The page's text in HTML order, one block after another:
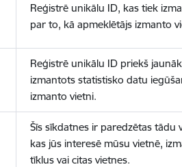
Reģistrē unikālu ID, kas tiek
par to, kā apmeklētājs izmanto
Reģistrē unikālu ID priekš
izmantots statistisko datu
izmanto vietni.
Šīs sīkdatnes ir paredzētas
kas jūs interesē mūsu vietnē,
tīklus vai citas vietnes.